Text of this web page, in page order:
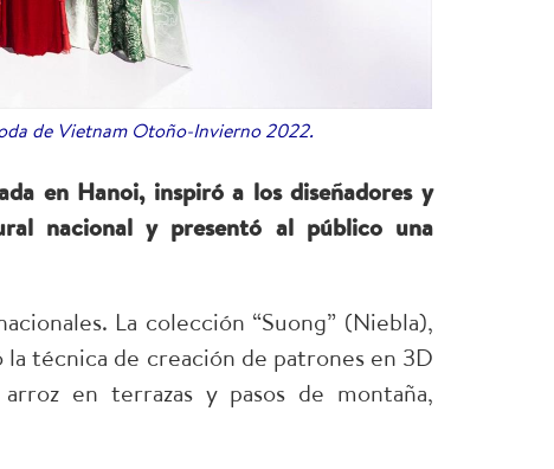
de Vietnam Otoño-Invierno 2022.
en Hanoi, inspiró a los diseñadores y
nacional y presentó al público una
La colección “Suong” (Niebla),
la técnica de creación de patrones en 3D
en terrazas y pasos de montaña,